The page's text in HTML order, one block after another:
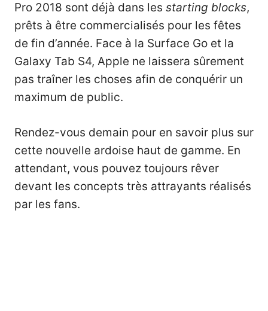
Pro 2018 sont déjà dans les starting blocks,
prêts à être commercialisés pour les fêtes
de fin d’année. Face à la Surface Go et la
Galaxy Tab S4, Apple ne laissera sûrement
pas traîner les choses afin de conquérir un
maximum de public.
Rendez-vous demain pour en savoir plus sur
cette nouvelle ardoise haut de gamme. En
attendant, vous pouvez toujours rêver
devant les concepts très attrayants réalisés
par les fans.